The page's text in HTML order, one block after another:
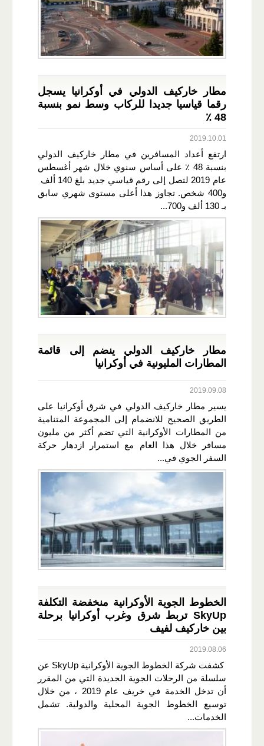
مطار خاركيف الدولي في أوكرانيا يسجل
رقما قياسيا جديدا للركاب وسط نمو بنسبة
48 ٪
2019.10.01
ارتفع أعداد المسافرين في مطار خاركيف الدولي
بنسبة 48 ٪ على أساس سنوي خلال شهر أغسطس
عام 2019 لتصل إلى رقم قياسي جديد بلغ 140 ألف
و400 شخص. تجاوز هذا أعلى مستوى شهري سابق
بـ 130 ألف و700...
مطار خاركيف الدولي ينضم إلى قائمة
المطارات المليونية في أوكرانيا
2019.09.08
يسير مطار خاركيف الدولي في شرق أوكرانيا على
الطريق الصحيح للانضمام إلى المجموعة المتنامية
من المطارات الأوكرانية التي تضم أكثر من مليون
مسافر خلال هذا العام مع استمرار ازدهار حركة
السفر الجوي في...
الخطوط الجوية الأوكرانية منخفضة التكلفة
SkyUp تربط شرق وغرب أوكرانيا برحلة
بين خاركيف لفيف
2019.08.06
كشفت شركة الخطوط الجوية الأوكرانية SkyUp عن
سلسلة من الرحلات الجوية الجديدة التي من المقرر
أن تدخل الخدمة في خريف عام 2019 ، من خلال
توسيع الخطوط الجوية المحلية والدولية. تشمل
الخدمات...